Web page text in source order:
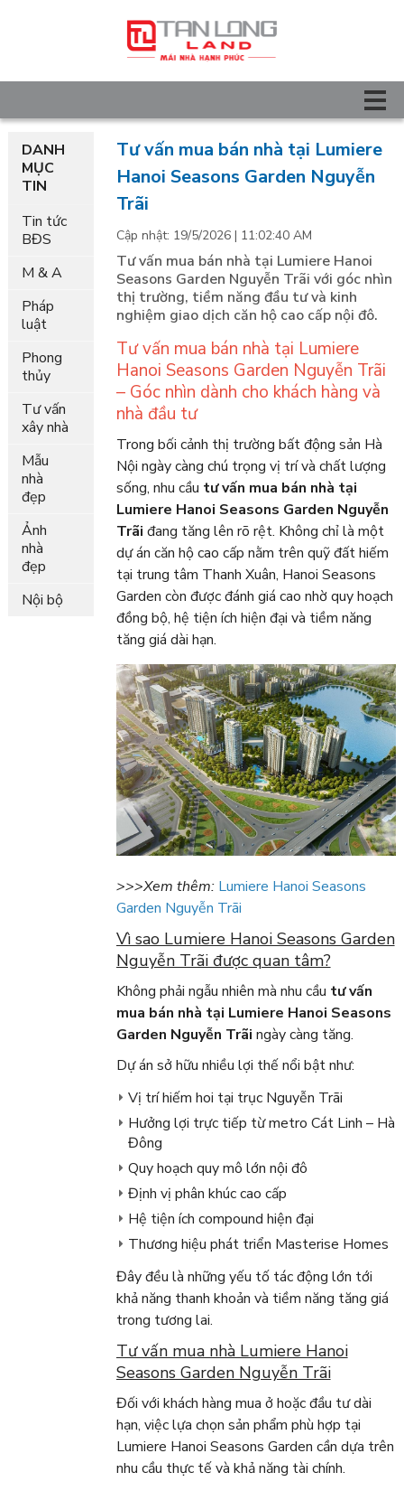
DANH
MỤC
TIN
Tin tức
BĐS
M & A
Pháp
luật
Phong
thủy
Tư vấn
xây nhà
Mẫu
nhà
đẹp
Ảnh
nhà
đẹp
Nội bộ
Tư vấn mua bán nhà tại Lumiere
Hanoi Seasons Garden Nguyễn
Trãi
Cập nhật: 19/5/2026 | 11:02:40 AM
Tư vấn mua bán nhà tại Lumiere Hanoi
Seasons Garden Nguyễn Trãi với góc nhìn
thị trường, tiềm năng đầu tư và kinh
nghiệm giao dịch căn hộ cao cấp nội đô.
Tư vấn mua bán nhà tại Lumiere
Hanoi Seasons Garden Nguyễn Trãi
– Góc nhìn dành cho khách hàng và
nhà đầu tư
Trong bối cảnh thị trường bất động sản Hà
Nội ngày càng chú trọng vị trí và chất lượng
sống, nhu cầu tư vấn mua bán nhà tại
Lumiere Hanoi Seasons Garden Nguyễn
Trãi đang tăng lên rõ rệt. Không chỉ là một
dự án căn hộ cao cấp nằm trên quỹ đất hiếm
tại trung tâm Thanh Xuân, Hanoi Seasons
Garden còn được đánh giá cao nhờ quy hoạch
đồng bộ, hệ tiện ích hiện đại và tiềm năng
tăng giá dài hạn.
>>>Xem thêm: Lumiere Hanoi Seasons
Garden Nguyễn Trãi
Vì sao Lumiere Hanoi Seasons Garden
Nguyễn Trãi được quan tâm?
Không phải ngẫu nhiên mà nhu cầu tư vấn
mua bán nhà tại Lumiere Hanoi Seasons
Garden Nguyễn Trãi ngày càng tăng.
Dự án sở hữu nhiều lợi thế nổi bật như:
Vị trí hiếm hoi tại trục Nguyễn Trãi
Hưởng lợi trực tiếp từ metro Cát Linh – Hà
Đông
Quy hoạch quy mô lớn nội đô
Định vị phân khúc cao cấp
Hệ tiện ích compound hiện đại
Thương hiệu phát triển Masterise Homes
Đây đều là những yếu tố tác động lớn tới
khả năng thanh khoản và tiềm năng tăng giá
trong tương lai.
Tư vấn mua nhà Lumiere Hanoi
Seasons Garden Nguyễn Trãi
Đối với khách hàng mua ở hoặc đầu tư dài
hạn, việc lựa chọn sản phẩm phù hợp tại
Lumiere Hanoi Seasons Garden cần dựa trên
nhu cầu thực tế và khả năng tài chính.